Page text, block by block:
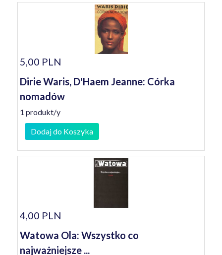
5,00 PLN
Dirie Waris, D'Haem Jeanne: Córka
nomadów
1 produkt/y
Dodaj do Koszyka
4,00 PLN
Watowa Ola: Wszystko co
najważniejsze ...